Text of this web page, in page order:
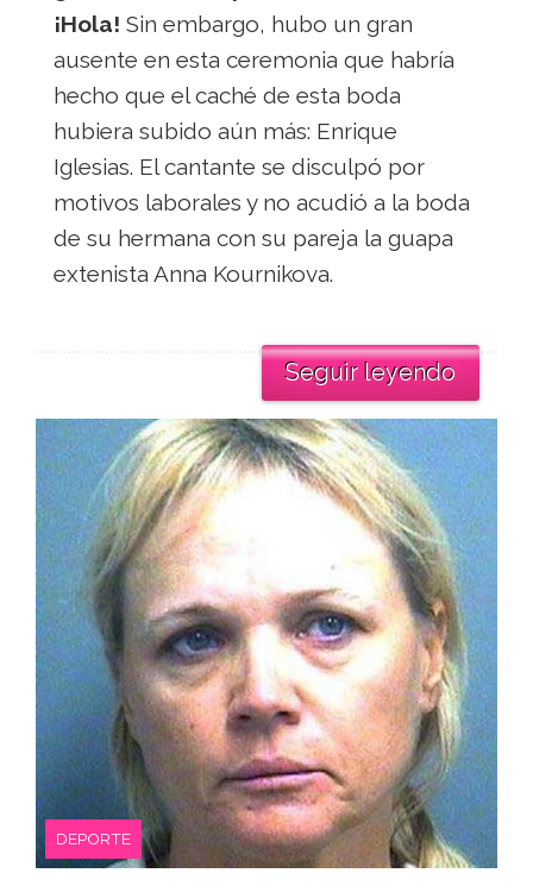
¡Hola! Sin embargo, hubo un gran
ausente en esta ceremonia que habría
hecho que el caché de esta boda
hubiera subido aún más: Enrique
Iglesias. El cantante se disculpó por
motivos laborales y no acudió a la boda
de su hermana con su pareja la guapa
extenista Anna Kournikova.
Seguir leyendo
DEPORTE